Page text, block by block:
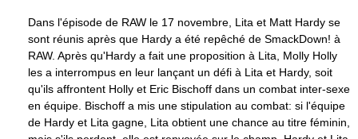
Dans l'épisode de RAW le 17 novembre, Lita et Matt Hardy se
sont réunis après que Hardy a été repêché de SmackDown! à
RAW. Après qu'Hardy a fait une proposition à Lita, Molly Holly
les a interrompus en leur lançant un défi à Lita et Hardy, soit
qu'ils affrontent Holly et Eric Bischoff dans un combat inter-sexe
en équipe. Bischoff a mis une stipulation au combat: si l'équipe
de Hardy et Lita gagne, Lita obtient une chance au titre féminin,